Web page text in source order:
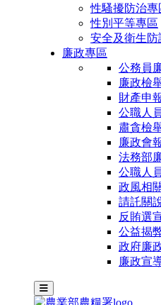
性騷擾防治專
性別平等專區
安全及衛生防
廉政專區
公務員
廉政檢
財產申
公職人
肅貪檢
廉政會
法務部
公職人
政風相
請託關
反賄選
公益揭
政府廉
廉政宣
主選單